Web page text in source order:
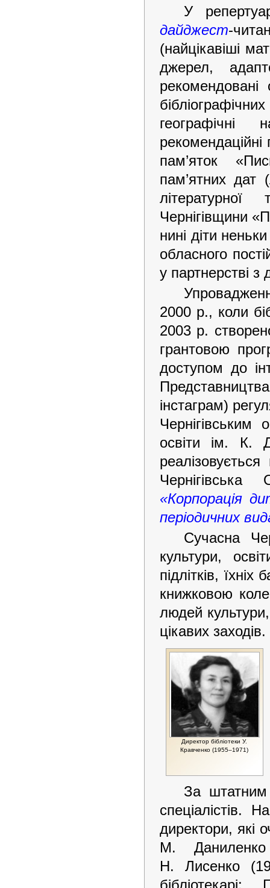
У
дайджест-
(найцікавіші
джерел,
рекомендовані
географічні
пам’яток
пам’ятних дат
Чернігівщини
нині діти
обласного
у партнерстві
2000 р., коли
2003 р.
грантовою
доступом до
інстаграм)
Чернігівським
освіти ім. К.
«Корпорація
періодичних
Сучасна
культури,
підлітків,
книжковою
людей культури,
цікавих заходів.
Директор бібліотеки У.
Кравченко (1955–1971)
За штатним
спеціалістів.
директори, які
М.
Н. Лисенко